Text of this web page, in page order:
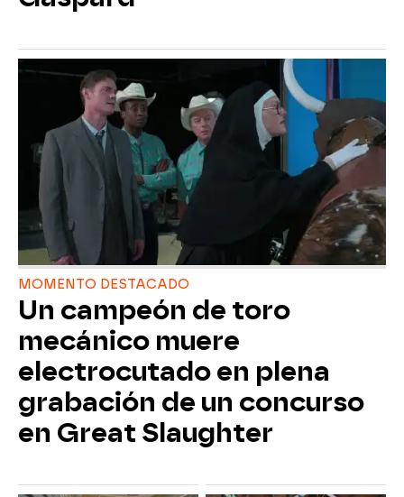
MOMENTO DESTACADO
Un campeón de toro
mecánico muere
electrocutado en plena
grabación de un concurso
en Great Slaughter